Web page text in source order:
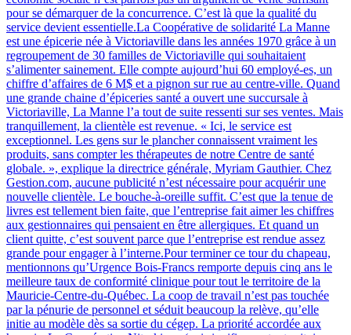
pour se démarquer de la concurrence. C’est là que la qualité du
service devient essentielle.La Coopérative de solidarité La Manne
est une épicerie née à Victoriaville dans les années 1970 grâce à un
regroupement de 30 familles de Victoriaville qui souhaitaient
s’alimenter sainement. Elle compte aujourd’hui 60 employé-es, un
chiffre d’affaires de 6 M$ et a pignon sur rue au centre-ville. Quand
une grande chaine d’épiceries santé a ouvert une succursale à
Victoriaville, La Manne l’a tout de suite ressenti sur ses ventes. Mais
tranquillement, la clientèle est revenue. « Ici, le service est
exceptionnel. Les gens sur le plancher connaissent vraiment les
produits, sans compter les thérapeutes de notre Centre de santé
globale. », explique la directrice générale, Myriam Gauthier. Chez
Gestion.com, aucune publicité n’est nécessaire pour acquérir une
nouvelle clientèle. Le bouche-à-oreille suffit. C’est que la tenue de
livres est tellement bien faite, que l’entreprise fait aimer les chiffres
aux gestionnaires qui pensaient en être allergiques. Et quand un
client quitte, c’est souvent parce que l’entreprise est rendue assez
grande pour engager à l’interne.Pour terminer ce tour du chapeau,
mentionnons qu’Urgence Bois-Francs remporte depuis cinq ans le
meilleure taux de conformité clinique pour tout le territoire de la
Mauricie-Centre-du-Québec. La coop de travail n’est pas touchée
par la pénurie de personnel et séduit beaucoup la relève, qu’elle
initie au modèle dès sa sortie du cégep. La priorité accordée aux